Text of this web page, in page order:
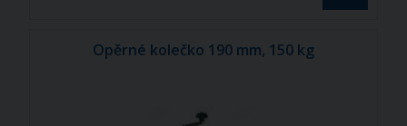
Opěrné kolečko 190 mm, 150 kg